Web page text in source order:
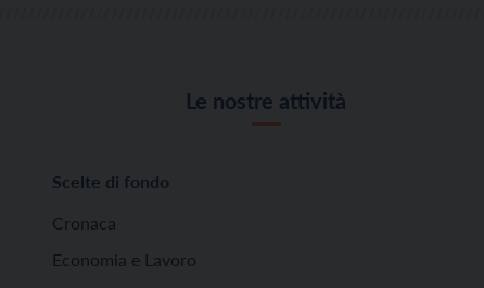
Le nostre attività
Scelte di fondo
Cronaca
Economia e Lavoro